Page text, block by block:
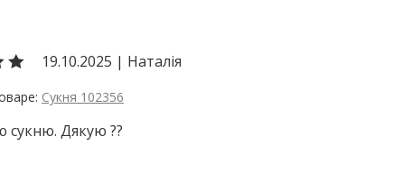
19.10.2025 | Наталія
Сукня 102356
Дякую ??